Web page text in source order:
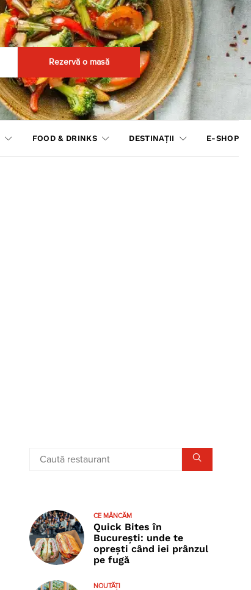
Rezervă o masă
FOOD & DRINKS DESTINAȚII E-SHOP
CE MÂNCĂM
Quick Bites în
București: unde te
oprești când iei prânzul
pe fugă
NOUTĂȚI